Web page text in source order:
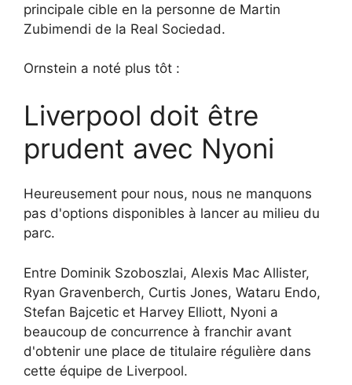
principale cible en la personne de Martin
Zubimendi de la Real Sociedad.
Ornstein a noté plus tôt :
Liverpool doit être
prudent avec Nyoni
Heureusement pour nous, nous ne manquons
pas d'options disponibles à lancer au milieu du
parc.
Entre Dominik Szoboszlai, Alexis Mac Allister,
Ryan Gravenberch, Curtis Jones, Wataru Endo,
Stefan Bajcetic et Harvey Elliott, Nyoni a
beaucoup de concurrence à franchir avant
d'obtenir une place de titulaire régulière dans
cette équipe de Liverpool.